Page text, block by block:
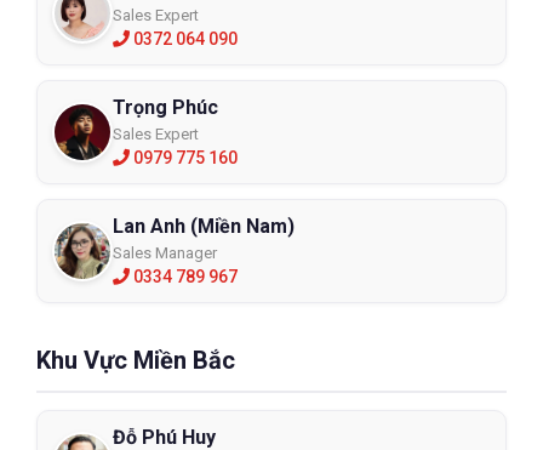
Sales Expert
0372 064 090
Trọng Phúc
Sales Expert
0979 775 160
Lan Anh (Miền Nam)
Sales Manager
0334 789 967
Khu Vực Miền Bắc
Đỗ Phú Huy